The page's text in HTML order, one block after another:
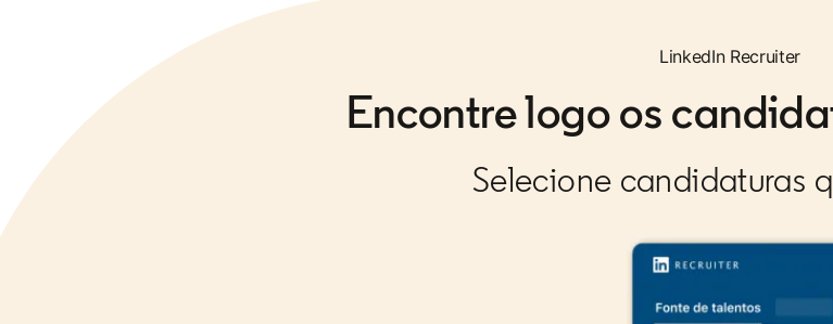
LinkedIn Recruiter
Encontre logo os
Selecione candidaturas